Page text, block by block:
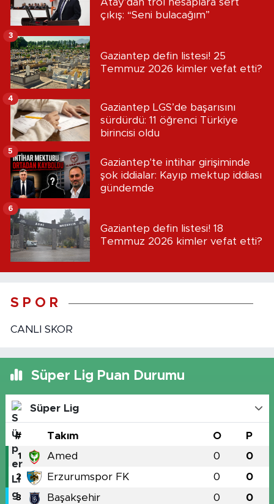
çıkış: “Seni bulacağım”
Gaziantep defin listesi! 25
Temmuz 2026 kimler vefat etti?
3
Gaziantep LGS’de başarısını
sürdürdü: 11 öğrenci Türkiye
birincisi oldu
4
Gaziantep'te intihar girişiminde
şok iddialar: Kayıp mektup iddiası
gündemde
5
Gaziantep defin listesi! 18
Temmuz 2026 kimler vefat etti?
6
S P O R
CANLI SKOR
Süper Lig Puan Durumu
Süper Lig
# Takım O P
1 Amed 0 0
2 Erzurumspor FK 0 0
3 Başakşehir 0 0